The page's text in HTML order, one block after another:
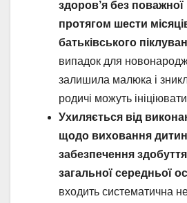
здоров’я без поважної
протягом шести
батьківського
випадок для
залишила малюка і
родичі можуть
Ухиляється від
щодо виховання
забезпечення
загальної середньої
входить систематична